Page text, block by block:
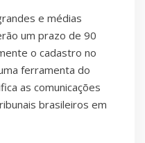
e médias
um prazo de 90
o cadastro no
ferramenta do
as comunicações
brasileiros em